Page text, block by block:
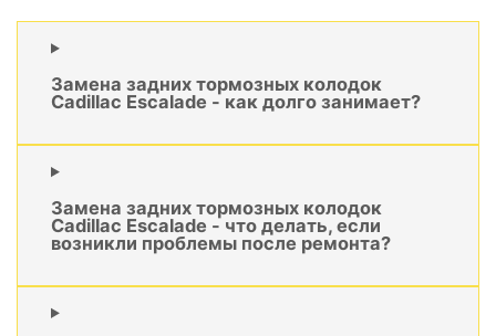
Замена задних тормозных колодок
Cadillac Escalade - как долго занимает?
Замена задних тормозных колодок
Cadillac Escalade - что делать, если
возникли проблемы после ремонта?